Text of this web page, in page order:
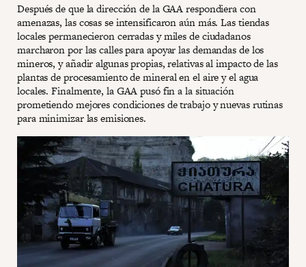
Después de que la dirección de la GAA respondiera con
amenazas, las cosas se intensificaron aún más. Las tiendas
locales permanecieron cerradas y miles de ciudadanos
marcharon por las calles para apoyar las demandas de los
mineros, y añadir algunas propias, relativas al impacto de las
plantas de procesamiento de mineral en el aire y el agua
locales. Finalmente, la GAA pusó fin a la situación
prometiendo mejores condiciones de trabajo y nuevas rutinas
para minimizar las emisiones.